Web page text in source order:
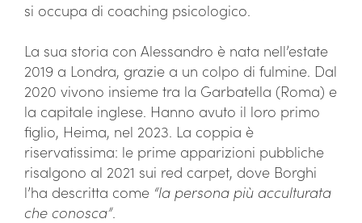
si occupa di coaching psicologico.
La sua storia con Alessandro è nata nell’estate
2019 a Londra, grazie a un colpo di fulmine. Dal
2020 vivono insieme tra la Garbatella (Roma) e
la capitale inglese. Hanno avuto il loro primo
figlio, Heima, nel 2023. La coppia è
riservatissima: le prime apparizioni pubbliche
risalgono al 2021 sui red carpet, dove Borghi
l’ha descritta come “la persona più acculturata
che conosca”.